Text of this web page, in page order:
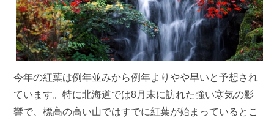
今年の紅葉は例年並みから例年よりやや早いと予想され
ています。特に北海道では8月末に訪れた強い寒気の影
響で、標高の高い山ではすでに紅葉が始まっているとこ